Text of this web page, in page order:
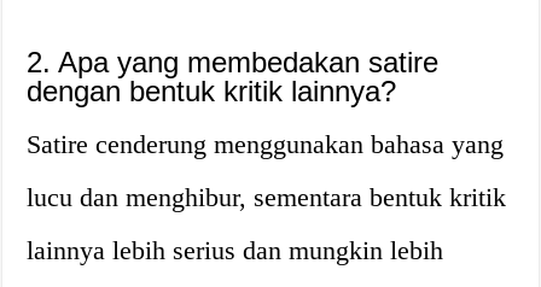
2. Apa yang membedakan satire
dengan bentuk kritik lainnya?
Satire cenderung menggunakan bahasa yang
lucu dan menghibur, sementara bentuk kritik
lainnya lebih serius dan mungkin lebih